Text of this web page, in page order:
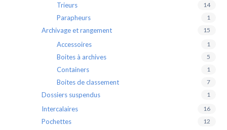
Trieurs 14
Parapheurs 1
Archivage et rangement 15
Accessoires 1
Boites à archives 5
Containers 1
Boites de classement 7
Dossiers suspendus 1
Intercalaires 16
Pochettes 12